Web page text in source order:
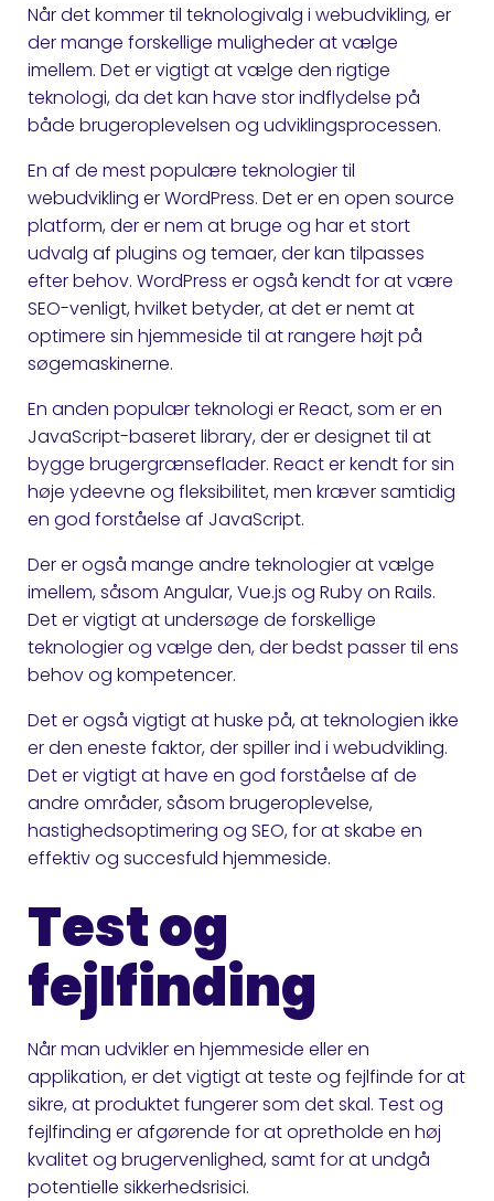
Når det kommer til teknologivalg i webudvikling, er
der mange forskellige muligheder at vælge
imellem. Det er vigtigt at vælge den rigtige
teknologi, da det kan have stor indflydelse på
både brugeroplevelsen og udviklingsprocessen.
En af de mest populære teknologier til
webudvikling er WordPress. Det er en open source
platform, der er nem at bruge og har et stort
udvalg af plugins og temaer, der kan tilpasses
efter behov. WordPress er også kendt for at være
SEO-venligt, hvilket betyder, at det er nemt at
optimere sin hjemmeside til at rangere højt på
søgemaskinerne.
En anden populær teknologi er React, som er en
JavaScript-baseret library, der er designet til at
bygge brugergrænseflader. React er kendt for sin
høje ydeevne og fleksibilitet, men kræver samtidig
en god forståelse af JavaScript.
Der er også mange andre teknologier at vælge
imellem, såsom Angular, Vue.js og Ruby on Rails.
Det er vigtigt at undersøge de forskellige
teknologier og vælge den, der bedst passer til ens
behov og kompetencer.
Det er også vigtigt at huske på, at teknologien ikke
er den eneste faktor, der spiller ind i webudvikling.
Det er vigtigt at have en god forståelse af de
andre områder, såsom brugeroplevelse,
hastighedsoptimering og SEO, for at skabe en
effektiv og succesfuld hjemmeside.
Test og
fejlfinding
Når man udvikler en hjemmeside eller en
applikation, er det vigtigt at teste og fejlfinde for at
sikre, at produktet fungerer som det skal. Test og
fejlfinding er afgørende for at opretholde en høj
kvalitet og brugervenlighed, samt for at undgå
potentielle sikkerhedsrisici.